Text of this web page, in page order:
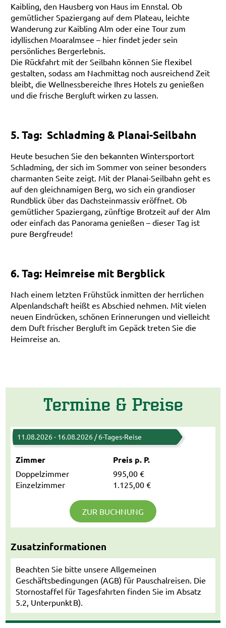
Kaibling, den Hausberg von Haus im Ennstal. Ob
gemütlicher Spaziergang auf dem Plateau, leichte
Wanderung zur Kaibling Alm oder eine Tour zum
idyllischen Moaralmsee – hier findet jeder sein
persönliches Bergerlebnis.
Die Rückfahrt mit der Seilbahn können Sie flexibel
gestalten, sodass am Nachmittag noch ausreichend Zeit
bleibt, die Wellnessbereiche Ihres Hotels zu genießen
und die frische Bergluft wirken zu lassen.
5. Tag: Schladming & Planai-Seilbahn
Heute besuchen Sie den bekannten Wintersportort
Schladming, der sich im Sommer von seiner besonders
charmanten Seite zeigt. Mit der Planai-Seilbahn geht es
auf den gleichnamigen Berg, wo sich ein grandioser
Rundblick über das Dachsteinmassiv eröffnet. Ob
gemütlicher Spaziergang, zünftige Brotzeit auf der Alm
oder einfach das Panorama genießen – dieser Tag ist
pure Bergfreude!
6. Tag: Heimreise mit Bergblick
Nach einem letzten Frühstück inmitten der herrlichen
Alpenlandschaft heißt es Abschied nehmen. Mit vielen
neuen Eindrücken, schönen Erinnerungen und vielleicht
dem Duft frischer Bergluft im Gepäck treten Sie die
Heimreise an.
Termine & Preise
11.08.2026 - 16.08.2026 / 6-Tages-Reise
Zimmer
Doppelzimmer
Einzelzimmer
Preis p. P.
995,00 €
1.125,00 €
ZUR BUCHNUNG
Zusatzinformationen
Beachten Sie bitte unsere Allgemeinen
Geschäftsbedingungen (AGB) für Pauschalreisen. Die
Stornostaffel für Tagesfahrten finden Sie im Absatz
5.2, Unterpunkt B).